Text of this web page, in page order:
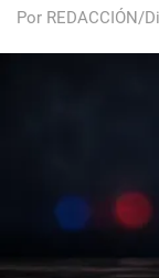
Por REDACCIÓN/